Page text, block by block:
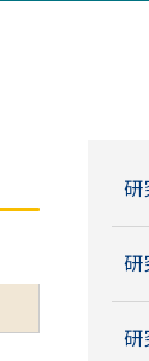
研
研
研